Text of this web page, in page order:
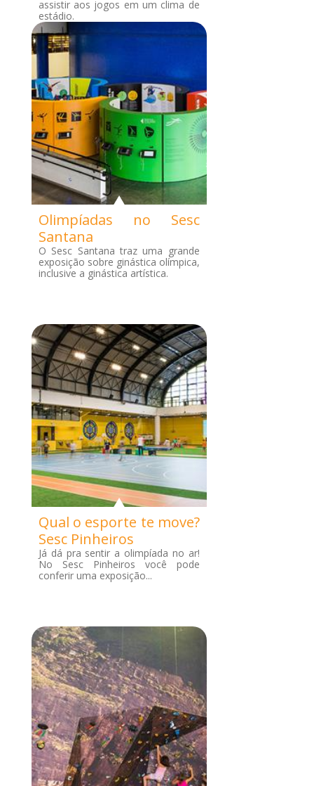
assistir aos jogos em um clima de
estádio.
Olimpíadas no Sesc
Santana
O Sesc Santana traz uma grande
exposição sobre ginástica olímpica,
inclusive a ginástica artística.
Qual o esporte te move?
Sesc Pinheiros
Já dá pra sentir a olimpíada no ar!
No Sesc Pinheiros você pode
conferir uma exposição...